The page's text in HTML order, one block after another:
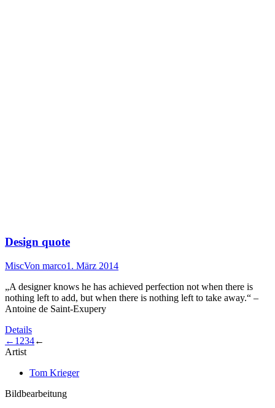
Design quote
MiscVon marco1. März 2014
„A designer knows he has achieved perfection not when there is
nothing left to add, but when there is nothing left to take away.“ –
Antoine de Saint-Exupery
Details
← 1 234←
Artist
Tom Krieger
Bildbearbeitung